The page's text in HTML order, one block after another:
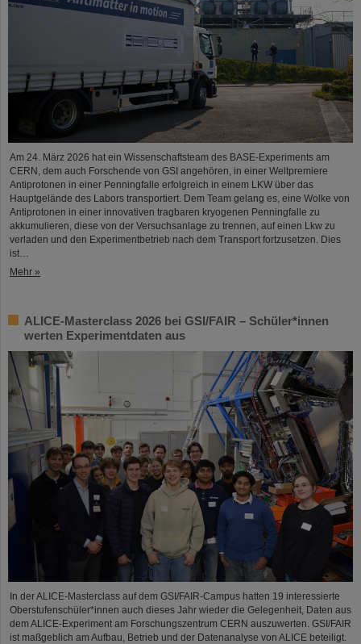
Am 24. März 2026 hat ein Wissenschaftsteam des BASE-Experiments am
CERN, dem auch Forschende von GSI angehören, in einer Weltpremiere
Antiprotonen in einer Penningfalle erfolgreich in einem LKW über das
Hauptgelände des Labors transportiert. Dem Team gelang es, eine Wolke von
Antiprotonen in einer innovativen tragbaren kryogenen Penningfalle zu
akkumulieren, diese von der Versuchsanlage zu trennen, auf einen Lkw zu
verladen und den Experimentbetrieb nach dem Transport fortzusetzen. Dies
ist…
Mehr »
ALICE-Masterclass 2026 bei GSI/FAIR – Schüler*innen
werten Experimentdaten aus
In der ALICE-Masterclass auf dem GSI/FAIR-Campus hatten 19 interessierte
Oberstufenschüler*innen auch dieses Jahr wieder die Gelegenheit, Daten aus
dem ALICE-Experiment am Forschungszentrum CERN auszuwerten. GSI/FAIR
ist maßgeblich am Aufbau, Betrieb und der Datenanalyse von ALICE beteiligt.